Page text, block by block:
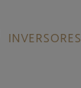
INVERSORES